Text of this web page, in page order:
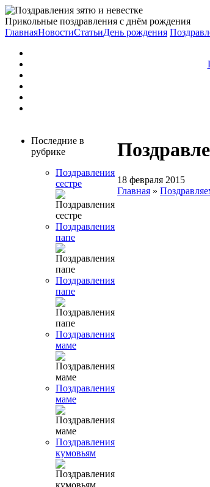
Прикольные поздравления с днём рождения
ГлавнаяНовостиСтатьиДень рождения
Последние в
рубрике
Поздравления
сестре
Поздравления
папе
Поздравления
папе
Поздравления
маме
Поздравления
маме
Поздравления
кумовьям
18 февраля 2015
Главная »